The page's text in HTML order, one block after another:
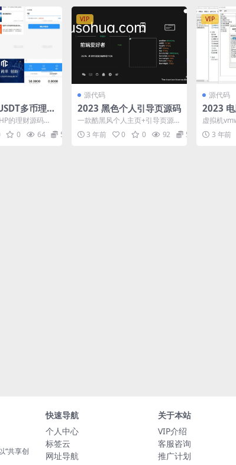
多币理财
的理财源码，
，代码工整无
有兴...
0 64 50
VIP
源代码
2023 黑色个人引导页源码
一款酷黑风个人主页+引导页源
码，修改index.html文件里面文
字即可，需要修...
3 年前 0 0 92 5
VIP
源代码
2023
拟机
虚拟机
迎来新版
1...3 年前
“共享创
快速导航
个人中心
标签云
网址导航
关于本站
VIP介绍
客服咨询
推广计划